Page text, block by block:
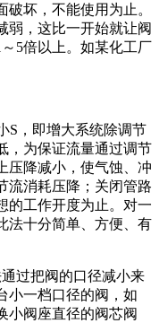
坏，不能使用为止。
弱，这比一开始就让阀
5倍以上。如某化工厂
S，即增大系统除调节
，为保证流量通过调节
压降减小，使气蚀、冲
流消耗压降；关闭管路
的工作开度为止。对一
法十分简单、方便、有
过把阀的口径减小来
小一档口径的阀，如
小阀座直径的阀芯阀